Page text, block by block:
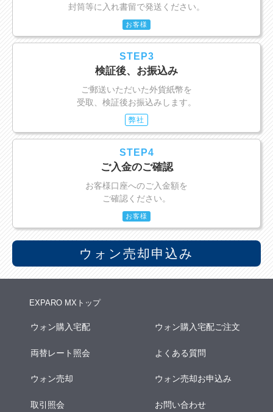
封筒等に入れ書留で発送ください。
お客様
STEP3
検証後、お振込み
ご郵送いただいた外貨紙幣を
受取、検証後お振込みします。
弊社
STEP4
ご入金のご確認
お客様口座へのご入金額を
ご確認ください。
お客様
ウォン売却申込み
EXPARO MXトップ
ウォン購入宅配 ウォン購入宅配ご注文
両替レート照会 よくある質問
ウォン売却 ウォン売却お申込み
取引照会 お問い合わせ